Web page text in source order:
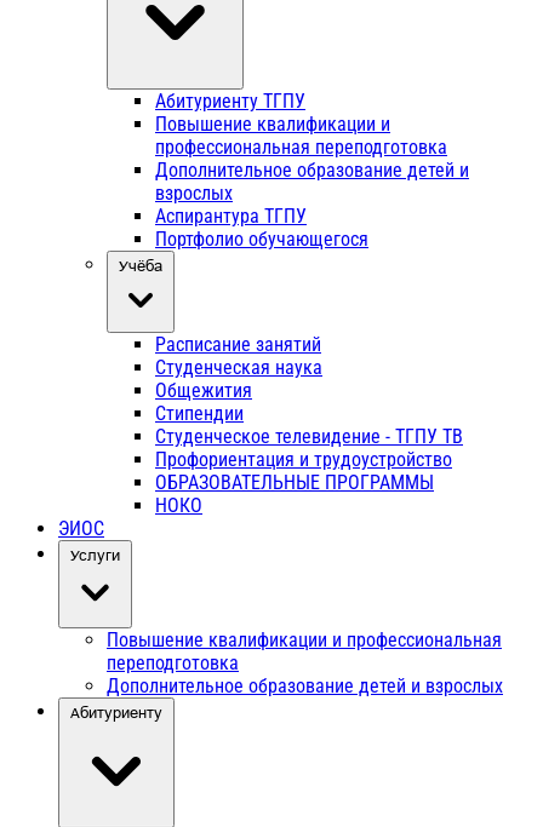
Абитуриенту ТГПУ
Повышение квалификации и
профессиональная переподготовка
Дополнительное образование детей и
взрослых
Аспирантура ТГПУ
Портфолио обучающегося
Учёба
Расписание занятий
Студенческая наука
Общежития
Стипендии
Студенческое телевидение - ТГПУ ТВ
Профориентация и трудоустройство
ОБРАЗОВАТЕЛЬНЫЕ ПРОГРАММЫ
НОКО
ЭИОС
Услуги
Повышение квалификации и профессиональная
переподготовка
Дополнительное образование детей и взрослых
Абитуриенту